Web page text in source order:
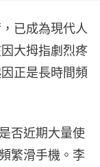
已成為現代人
大拇指劇烈疼
正是長時間頻
否近期大量使
繁滑手機。李